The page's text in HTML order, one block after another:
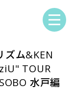
ム&KEN
TOUR
水戸編